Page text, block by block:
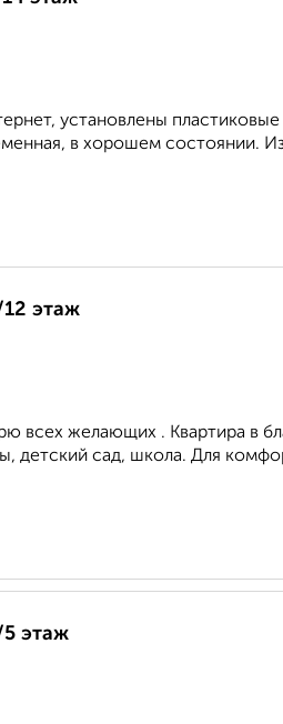
установлены
в хорошем состоянии.
этаж
всех желающих . Квартира в
детский сад, школа. Для
5 этаж